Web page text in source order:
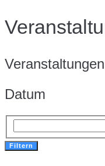
Datum
Filtern